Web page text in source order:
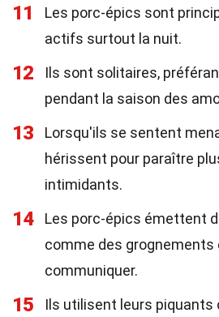
11
Les porc-épics sont
actifs surtout la nuit.
12
Ils sont solitaires,
pendant la saison des
13
Lorsqu'ils se sentent
hérissent pour paraître
intimidants.
14
Les porc-épics émettent
comme des grognements
communiquer.
15
Ils utilisent leurs piquants